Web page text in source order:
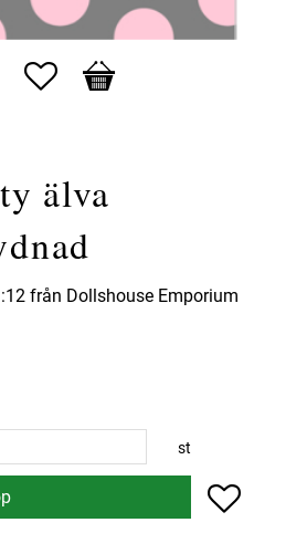
Favoriter
Kundvagn
älva
från Dollshouse Emporium
st
Lägg till